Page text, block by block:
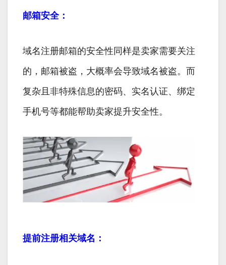
邮箱安全：
域名注册邮箱的安全性同样是卖家需要关注
的，邮箱被盗，大概率会导致域名被盗。而
复杂且非特殊信息的密码、实名认证、绑定
手机号等都能帮助卖家提升安全性。
提前注册相关域名：